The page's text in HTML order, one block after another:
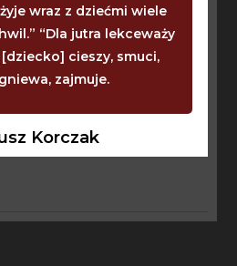
wraz z dziećmi wiele
“Dla jutra lekceważy
cieszy, smuci,
zajmuje.
Korczak